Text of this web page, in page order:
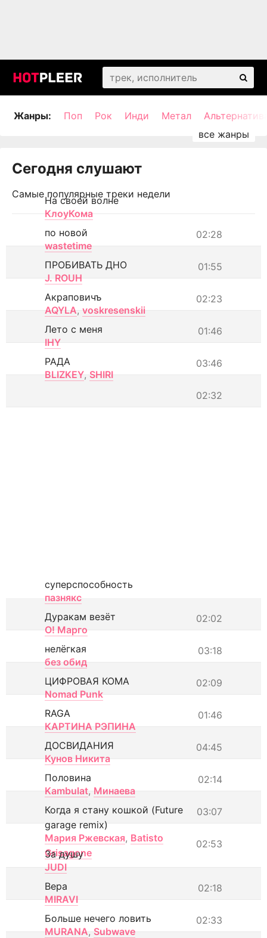
Жанры: Поп Рок Инди Метал
Сегодня слушают
Самые популярные треки недели
На своей волне
КлоуКома
02:28
по новой
wastetime
01:55
ПРОБИВАТЬ ДНО
J. ROUH
02:23
Акраповичъ
AQYLA, voskresenskii
01:46
Лето с меня
IHY
03:46
РАДА
BLIZKEY, SHIRI
02:32
суперспособность
пазнякс
02:02
Дуракам везёт
О! Марго
03:18
нелёгкая
без обид
02:09
ЦИФРОВАЯ КОМА
Nomad Punk
01:46
RAGA
КАРТИНА РЭПИНА
04:45
ДОСВИДАНИЯ
Кунов Никита
02:14
Половина
Kambulat, Минаева
03:07
Когда я стану кошкой (Future
garage remix)
Мария Ржевская, Batisto
Grisagone
02:53
За душу
JUDI
02:18
Вера
MIRAVI
02:33
Больше нечего ловить
MURANA, Subwave